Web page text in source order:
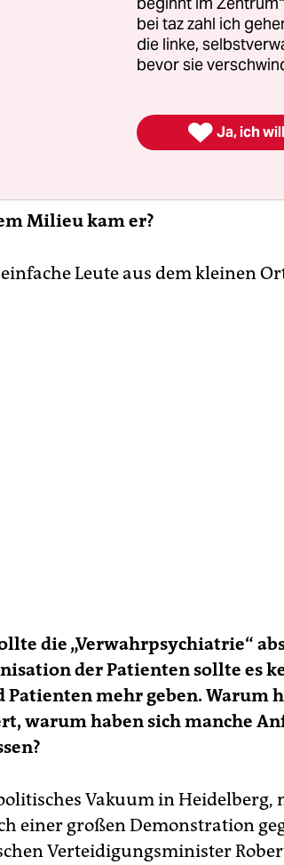
und scharfzüngig sein. Sein
Universität in Heidelberg,
Verbindungen wieder
Medizinerfamilie. Bei den
dass jemand nach Paris flog,
Milieu kam er?
Leute aus dem kleinen
die „Verwahrpsychiatrie“
der Patienten sollte es
Patienten mehr geben. Warum
warum haben sich manche
Vakuum in Heidelberg,
einer großen Demonstration
Verteidigungsminister
bei taz zahl ich
die linke,
bevor sie
 Ja, ich will